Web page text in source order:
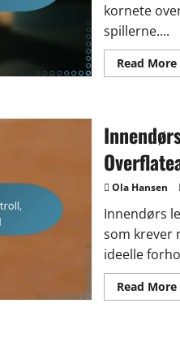
kornete
spillerne....
Read More
Ola Hansen
Innendørs
som krever
ideelle
Read More